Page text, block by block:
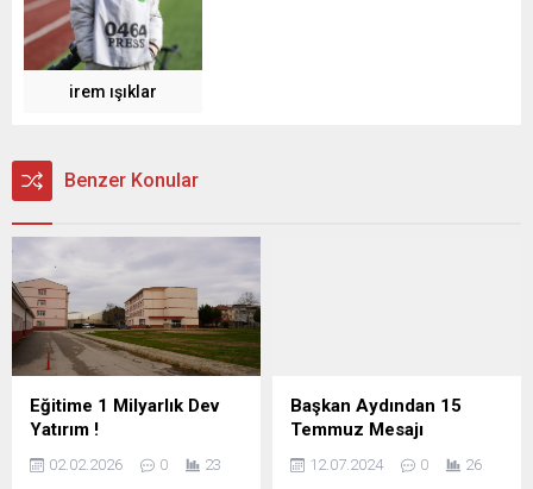
irem ışıklar
Benzer Konular
Eğitime 1 Milyarlık Dev
Yatırım !
02.02.2026 0 23
Başkan Aydından 15
Temmuz Mesajı
12.07.2024 0 26